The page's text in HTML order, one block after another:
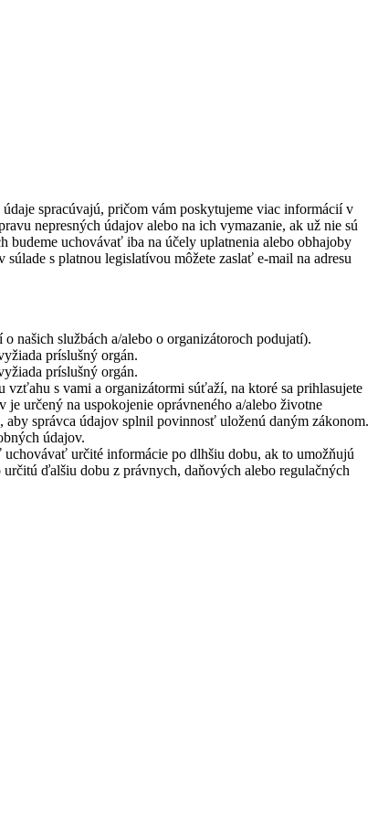
spracúvajú, pričom vám poskytujeme viac informácií v
nepresných údajov alebo na ich vymazanie, ak už nie sú
budeme uchovávať iba na účely uplatnenia alebo obhajoby
s platnou legislatívou môžete zaslať e-mail na adresu
našich službách a/alebo o organizátoroch podujatí).
príslušný orgán.
príslušný orgán.
s vami a organizátormi súťaží, na ktoré sa prihlasujete
určený na uspokojenie oprávneného a/alebo životne
správca údajov splnil povinnosť uloženú daným zákonom.
údajov.
uchovávať určité informácie po dlhšiu dobu, ak to umožňujú
ďalšiu dobu z právnych, daňových alebo regulačných